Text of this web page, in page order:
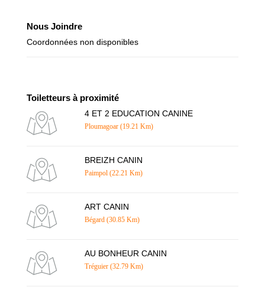
Nous Joindre
Coordonnées non disponibles
Toiletteurs à proximité
4 ET 2 EDUCATION CANINE
Ploumagoar (19.21 Km)
BREIZH CANIN
Paimpol (22.21 Km)
ART CANIN
Bégard (30.85 Km)
AU BONHEUR CANIN
Tréguier (32.79 Km)